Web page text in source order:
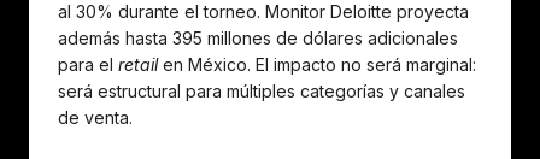
al 30% durante el torneo. Monitor Deloitte proyecta
además hasta 395 millones de dólares adicionales
para el retailen México. El impacto no será marginal:
será estructural para múltiples categorías y canales
de venta.